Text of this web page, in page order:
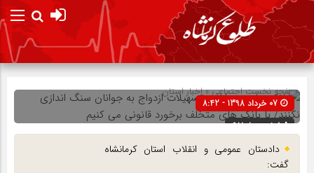
صفحه نخستاجتماعی»اخبار استان
شناسه : 68108
دادستان عمومی و انقلاب استان کرمانشاه
گفت: